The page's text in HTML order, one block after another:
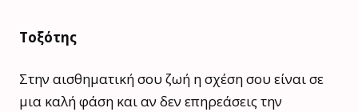
Τοξότης
Στην αισθηματική σου ζωή η σχέση σου είναι σε
μια καλή φάση και αν δεν επηρεάσεις την